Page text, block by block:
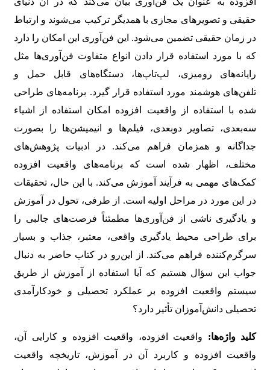
حقیقی و تصویرهای مجازی با همدیگر ترکیب می‌شوند و ارتباط
در زمان حقیقی تضمین می‌شود. این فن‌آوری این امکان را دارد
که با مورد استفاده قرار دادن انواع متفاوت فن‌آوری‌ها مثل
رایانه‌های رومیزی، لپ‌تاپ‌ها، دستگاه‌های قابل حمل و
تلفن‌های هوشمند مورد استفاده قرار گیرد. برنامه‌های طراحی
شده با استفاده از واقعیت افزوده امکان استفاده از اشیاء
سه‌بعدی، تصاویر دوبعدی، فیلم‌ها و انیمیشن‌ها را بصورت
جداگانه و همزمان فراهم می‌کند. در ادبیات پژوهش‌های
مختلف، اظهار شده است که برنامه‌های واقعیت افزوده
کمک‌های مهمی به فرآیند آموزش می‌کند. با این حال، تحقیقات
در این مورد در مراحل اولیه است. از طرفی، تحول در آموزش
و یادگیری ناشی از فن‌آوری‌ها مطمئناً فرصت‌های جالبی را
برای طراحی محیط یادگیری واقعی، معتبر، جذاب و بسیار
سرگرم‌کننده فراهم می‌کند. از این‌رو در کتاب حاضر به دنبال
جواب این سؤال هستیم که آیا استفاده از آموزش از طریق
سیستم واقعیت افزوده بر عملکرد تحصیلی و خودکارآمدی
تحصیلی دانش‌آموزان تأثیر دارد؟
کلید واژه‌ها: واقعیت افزوده، واقعیت افزوده و کارایی آن،
واقعیت افزوده و کاربرد آن در آموزش، تاریخچه واقعیت